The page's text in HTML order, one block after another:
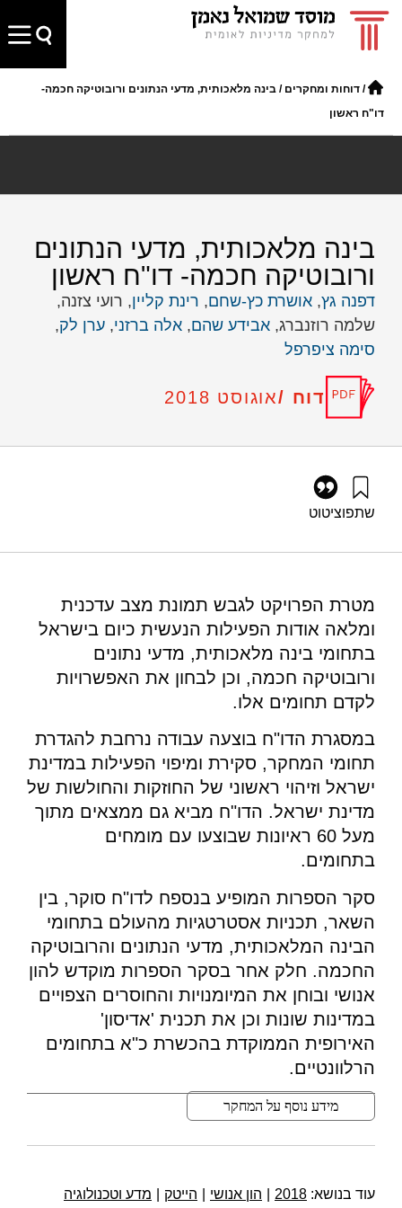
/ דוחות ומחקרים / בינה מלאכותית, מדעי הנתונים ורובוטיקה חכמה-
דו"ח ראשון
בינה מלאכותית, מדעי הנתונים
ורובוטיקה חכמה- דו"ח ראשון
דפנה גץ, אושרת כץ-שחם, רינת קליין, רועי צזנה,
שלמה רוזנברג, אבידע שהם, אלה ברזני, ערן לק,
סימה ציפרפל
דוח /אוגוסט 2018
שתפוציטוט
and-smart-robotics-first-report
מטרת הפרויקט לגבש תמונת מצב עדכנית
ומלאה אודות הפעילות הנעשית כיום בישראל
בתחומי בינה מלאכותית, מדעי נתונים
ורובוטיקה חכמה, וכן לבחון את האפשרויות
לקדם תחומים אלו.
במסגרת הדו"ח בוצעה עבודה נרחבת להגדרת
תחומי המחקר, סקירת ומיפוי הפעילות במדינת
ישראל וזיהוי ראשוני של החוזקות והחולשות של
מדינת ישראל. הדו"ח מביא גם ממצאים מתוך
מעל 60 ראיונות שבוצעו עם מומחים
בתחומים.
סקר הספרות המופיע בנספח לדו"ח סוקר, בין
השאר, תכניות אסטרטגיות מהעולם בתחומי
הבינה המלאכותית, מדעי הנתונים והרובוטיקה
החכמה. חלק אחר בסקר הספרות מוקדש להון
אנושי ובוחן את המיומנויות והחוסרים הצפויים
במדינות שונות וכן את תכנית 'אדיסון'
האירופית הממוקדת בהכשרת כ"א בתחומים
הרלוונטיים.
מידע נוסף על המחקר
עוד בנושא: 2018 הון אנושי הייטק מדע וטכנולוגיה